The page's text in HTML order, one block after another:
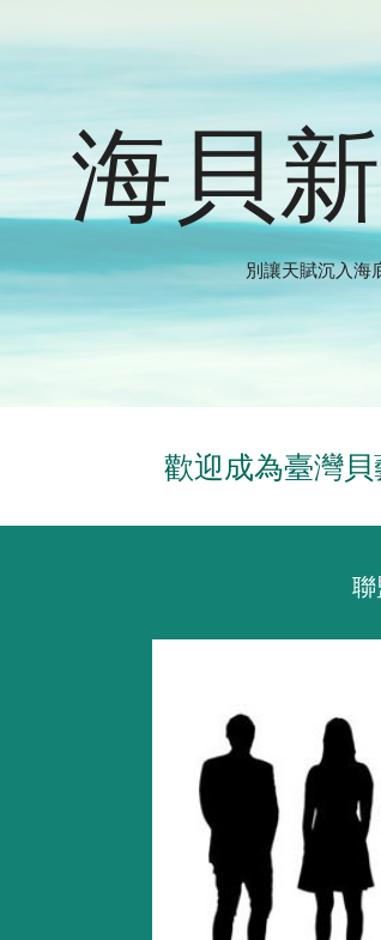
Skip to main content
海貝
別讓天賦沉入海
歡迎成為臺灣